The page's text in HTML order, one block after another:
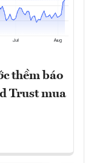
thềm báo
Trust mua